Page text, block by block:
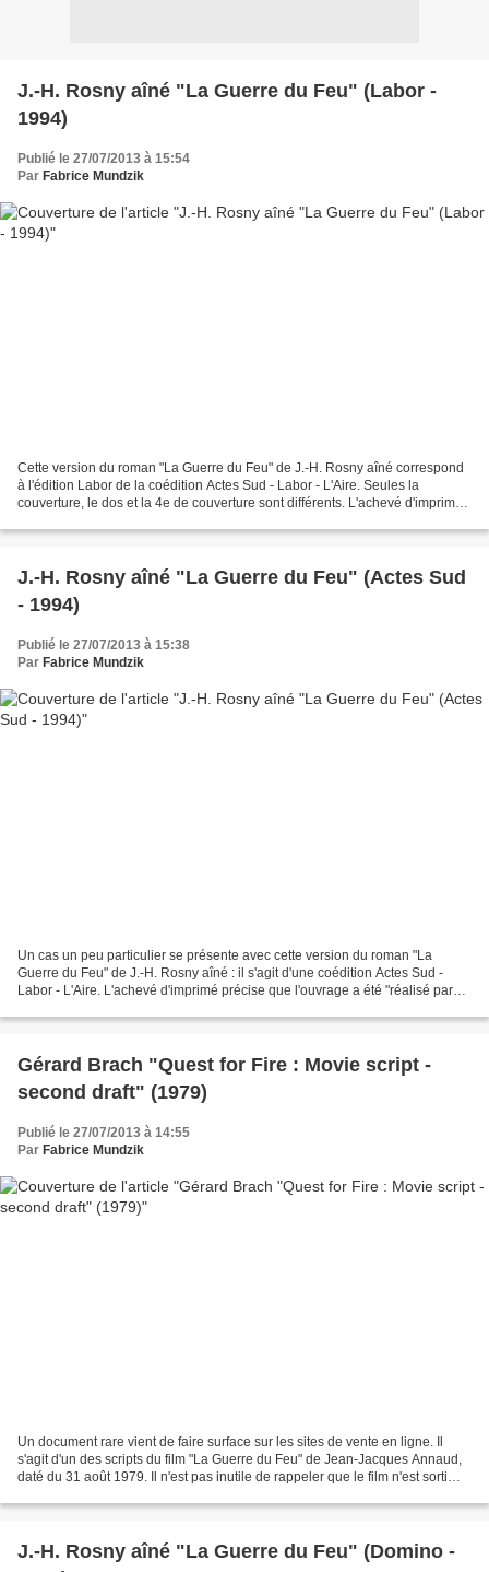
J.-H. Rosny aîné "La Guerre du Feu" (Labor -
1994)
Publié le 27/07/2013 à 15:54
Par Fabrice Mundzik
Cette version du roman "La Guerre du Feu" de J.-H. Rosny aîné correspond
à l'édition Labor de la coédition Actes Sud - Labor - L'Aire. Seules la
couverture, le dos et la 4e de couverture sont différents. L'achevé d'imprimé
J.-H. Rosny aîné "La Guerre du Feu" (Actes Sud
- 1994)
Publié le 27/07/2013 à 15:38
Par Fabrice Mundzik
Un cas un peu particulier se présente avec cette version du roman "La
Guerre du Feu" de J.-H. Rosny aîné : il s'agit d'une coédition Actes Sud -
Labor - L'Aire. L'achevé d'imprimé précise que l'ouvrage a été "réalisé par
Gérard Brach "Quest for Fire : Movie script -
second draft" (1979)
Publié le 27/07/2013 à 14:55
Par Fabrice Mundzik
Un document rare vient de faire surface sur les sites de vente en ligne. Il
s'agit d'un des scripts du film "La Guerre du Feu" de Jean-Jacques Annaud,
daté du 31 août 1979. Il n'est pas inutile de rappeler que le film n'est sorti
J.-H. Rosny aîné "La Guerre du Feu" (Domino -